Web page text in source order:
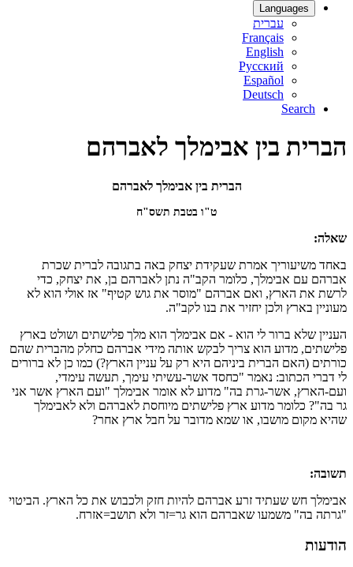
Languages
עברית
Français
English
Русский
Español
Deutsch
Search
הברית בין אבימלך לאברהם
הברית בין אבימלך לאברהם
ט"ו בטבת תשס"ח
שאלה:
באחד משיעוריך אמרת שעקידת יצחק באה בתגובה לברית שכרת
אברהם עם אבימלך, כלומר הקב"ה נתן לאברהם בן, את יצחק, כדי
לרשת את הארץ, ואם אברהם "מוסר את גוש קטיף" אז אולי הוא לא
מעוניין בארץ ולכן יחזיר את בנו לקב"ה.
העניין שלא ברור לי הוא - אם אבימלך הוא מלך פלישתים ושולט בארץ
פלישתים, מדוע הוא צריך לבקש אותה מידי אברהם כחלק מהברית שהם
כורתים (האם הברית ביניהם היא רק על עניין הארץ?) כמו כן לא ברורים
לי דברי הכתוב: נאמר "כחסד אשר-עשיתי עימך, תעשה עימדי,
ועם-הארץ, אשר-גרת בה" מדוע לא אומר אבימלך "ועם הארץ אשר אני
גר בה"? כלומר מדוע ארץ פלישתים מיוחסת לאברהם ולא לאבימלך
שהיא מקום מושבו, או שמא מדובר על חבל ארץ אחר?
תשובה:
אבימלך חש שעתיד זרע אברהם להיות חזק ולכבוש את כל הארץ. הביטוי
"גרתה בה" משמעו שאברהם הוא גר=זר ולא תושב=אזרח.
הודעות